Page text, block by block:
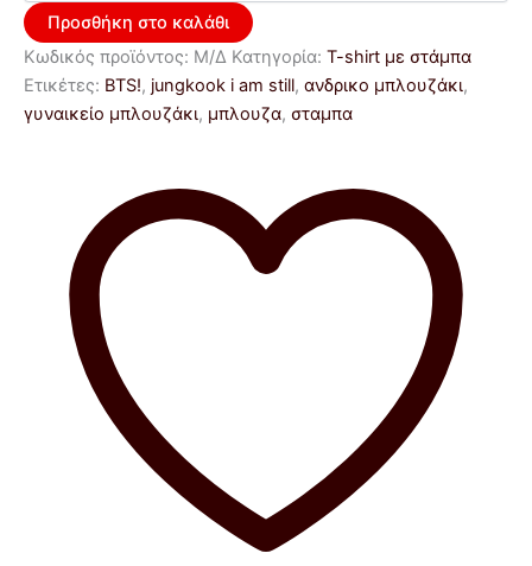
Προσθήκη στο καλάθι
Κωδικός προϊόντος: Μ/Δ Κατηγορία: T-shirt με στάμπα
Ετικέτες: BTS!, jungkook i am still, ανδρικο μπλουζάκι,
γυναικείο μπλουζάκι, μπλουζα, σταμπα